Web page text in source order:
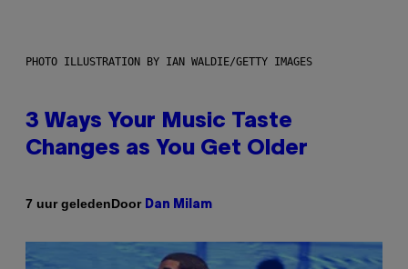
PHOTO ILLUSTRATION BY IAN WALDIE/GETTY IMAGES
3 Ways Your Music Taste
Changes as You Get Older
7 uur geledenDoor Dan Milam